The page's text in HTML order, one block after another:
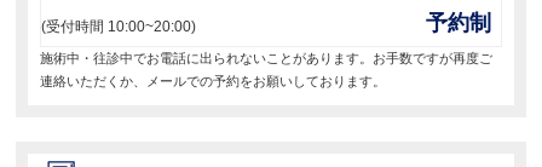
(受付時間 10:00~20:00) 予約制
施術中・往診中でお電話に出られないことがあります。お手数ですが再度ご
連絡いただくか、メールでの予約をお願いしております。